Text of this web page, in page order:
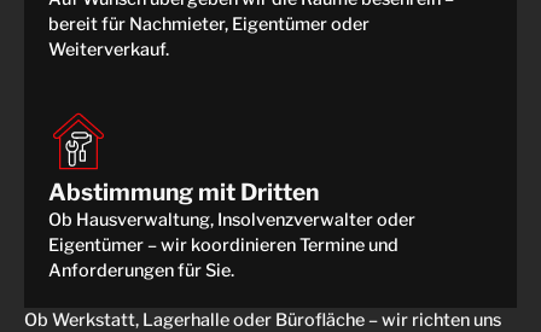
bereit für Nachmieter, Eigentümer oder
Weiterverkauf.
Abstimmung mit Dritten
Ob Hausverwaltung, Insolvenzverwalter oder
Eigentümer – wir koordinieren Termine und
Anforderungen für Sie.
Ob Werkstatt, Lagerhalle oder Bürofläche – wir richten uns